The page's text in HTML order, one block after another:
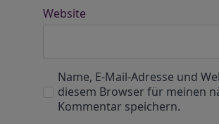
Website
Name, E-Mail-Adresse und
diesem Browser für meinen
Kommentar speichern.